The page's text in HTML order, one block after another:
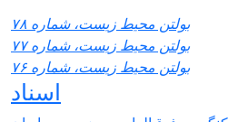
بولتن محیط زیست، شماره ۷۸
بولتن محیط زیست، شماره ۷۷
بولتن محیط زیست، شماره ۷۶
اسناد